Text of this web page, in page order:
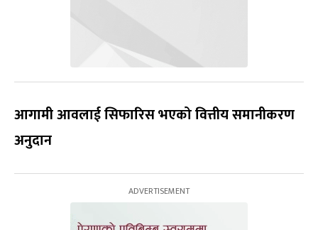
आगामी आवलाई सिफारिस भएको वित्तीय समानीकरण
अनुदान